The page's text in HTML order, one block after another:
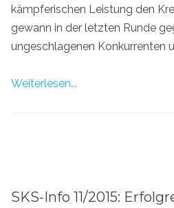
kämpferischen Leistung den
gewann in der letzten Runde
ungeschlagenen Konkurrenten
Weiterlesen...
SKS-Info 11/2015: